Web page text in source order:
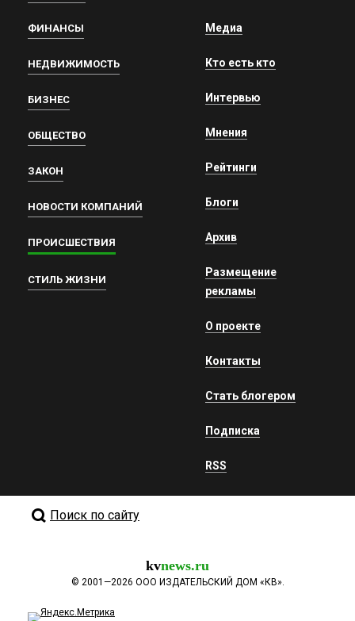
ФИНАНСЫ
НЕДВИЖИМОСТЬ
БИЗНЕС
ОБЩЕСТВО
ЗАКОН
НОВОСТИ КОМПАНИЙ
ПРОИСШЕСТВИЯ
СТИЛЬ ЖИЗНИ
Медиа
Кто есть кто
Интервью
Мнения
Рейтинги
Блоги
Архив
Размещение
рекламы
О проекте
Контакты
Стать блогером
Подписка
RSS
Поиск по сайту
kvnews.ru
© 2001—2026 ООО ИЗДАТЕЛЬСКИЙ ДОМ «КВ».